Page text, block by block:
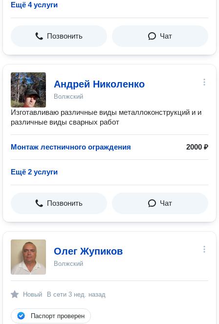
Ещё 4 услуги
Позвонить Чат
Андрей Николенко
Волжский
Изготавливаю различные виды металлоконструкций и и
различные виды сварных работ
Монтаж лестничного ограждения 2000 ₽
Ещё 2 услуги
Позвонить Чат
Олег Жупиков
Волжский
Новый В сети 3 нед. назад
Паспорт проверен